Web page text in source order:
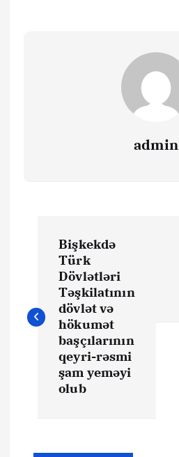
admin
z
ı
Bişkekdə
Türk
Dövlətləri
Təşkilatının
dövlət və
hökumət
başçılarının
qeyri-rəsmi
şam yeməyi
olub